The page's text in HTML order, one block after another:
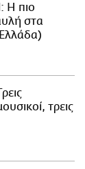
Η πιο
στα
τρεις